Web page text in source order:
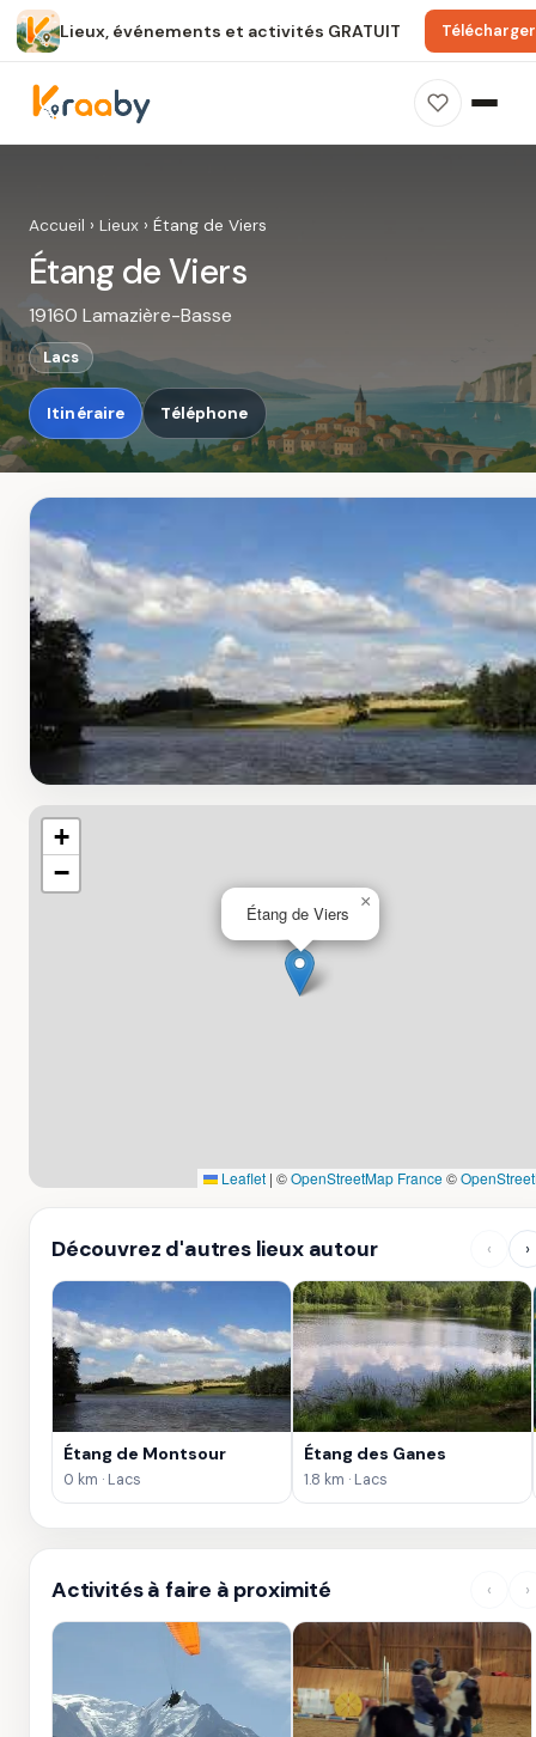
Lieux, événements et activités GRATUIT Télécharger
×
Photos, avis, carte et accès : découvrez ce
spot dans Kraaby.
Accueil › Lieux › Étang de Viers
Étang de Viers
19160 Lamazière-Basse
Lacs
Itinéraire Téléphone
Étang de Viers
×
+
−
Leaflet | ©OpenStreetMap France©
Découvrez d'autres lieux autour ‹ ›
Étang de Montsour
0 km · Lacs
Étang des Ganes
1.8 km · Lacs
Activités à faire à proximité ‹ ›